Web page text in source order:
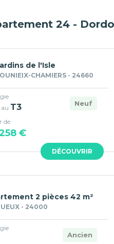
24 -
DÉCOUVRIR
de l'Isle
CHAMIERS - 24660
Neuf
au T3
de
€
2 pièces 42 m²
- 24000
Ancien